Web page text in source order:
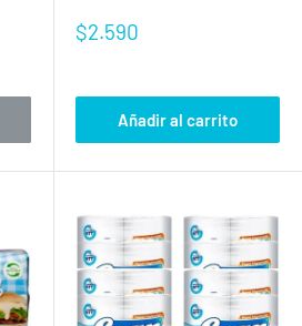
Precio
$2.590
Añadir al carrito